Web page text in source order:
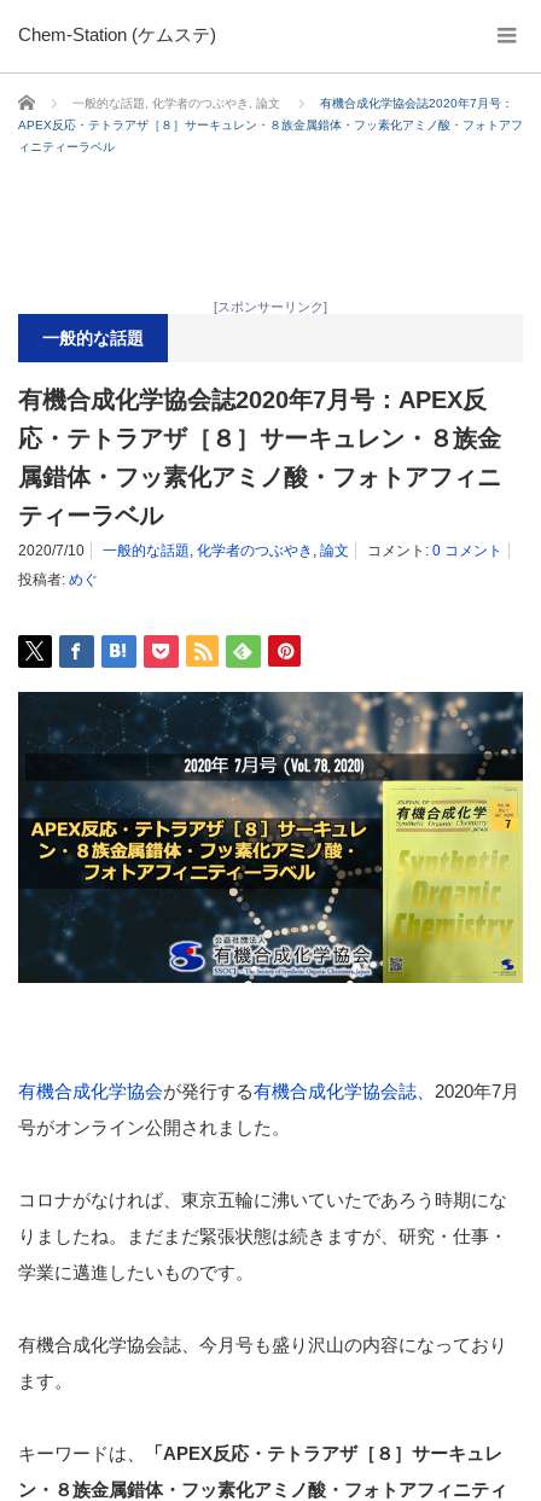
Chem-Station (ケムステ)
ホーム 一般的な話題 化学者のつぶやき 論文
有機合成化学協会誌2020年7月号：
APEX反応・テトラアザ［８］サーキュレン・８族金属錯体・フッ素化アミノ酸・フォトアフ
ィニティーラベル
[スポンサーリンク]
一般的な話題
有機合成化学協会誌2020年7月号：APEX反
応・テトラアザ［８］サーキュレン・８族金
属錯体・フッ素化アミノ酸・フォトアフィニ
ティーラベル
2020/7/10 一般的な話題, 化学者のつぶやき , 論文 コメント: 0 コメント
投稿者: めぐ
有機合成化学協会が発行する有機合成化学協会誌、 2020年7月
号がオンライン公開されました。
コロナがなければ、東京五輪に沸いていたであろう時期にな
りましたね。まだまだ緊張状態は続きますが、研究・仕事・
学業に邁進したいものです。
有機合成化学協会誌、今月号も盛り沢山の内容になっており
ます。
キーワードは、
「APEX反応・テトラアザ［８］サーキュレ
ン・８族金属錯体・フッ素化アミノ酸・フォトアフィニティ